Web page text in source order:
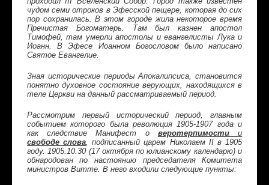
чудом семи отроков в Эфесской пещере, которая до сих
пор сохранилась. В этом городе жила некоторое время
Пречистая Богоматерь. Там был казнен апостол
Тимофей, там умерли апостолы и евангелисты Лука и
Иоанн. В Эфесе Иоанном Богословом было написано
Святое Евангелие.
Зная исторические периоды Апокалипсиса, становится
понятно духовное состояние верующих, находящихся в
теле Церкви на данный рассматриваемый период.
Рассмотрим первый исторический период, главным
событием которого была революция 1905-1907 года и
как следствие Манифест о веротерпимостии
свободе слова, подписанный царем Николаем II в 1905
году. 1905.10.30 (17 октября по юлианскому календарю) и
обнародованпо настоянию председателя Комитета
министров Витте. В него входили следующие пункты: